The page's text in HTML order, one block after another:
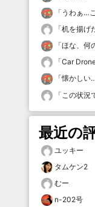
「 うわぁ…
「机を揚げ
「ほな、何
「Car
「懐かしい
「 この状況
最近の
ユッキー
タムケン2
むー
n-202号